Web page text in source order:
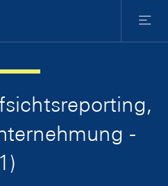
Menu
-